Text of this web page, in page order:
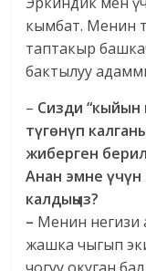
кымбат. Менин
таптакыр
бактылуу
– Сизди “кыйын
түгөнүп
жиберген
Анан эмне
калдыңыз?
– Менин негизи
жашка чыгып